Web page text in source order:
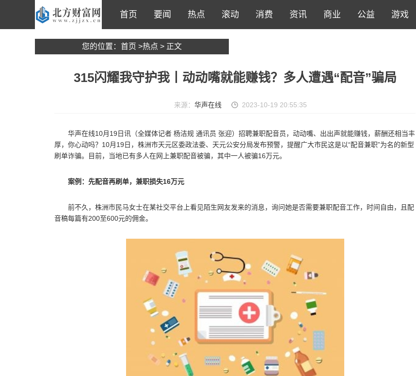
首页 要闻 热点 滚动 消费 资讯 商业 公益 游戏
您的位置： 首页 >热点 > 正文
315闪耀我守护我丨动动嘴就能赚钱？多人遭遇“配音”骗局
来源： 华声在线 2023-10-19 20:55:35
华声在线10月19日讯（全媒体记者 杨洁规 通讯员 张迎） 招聘兼职配音员，动动嘴、出出声就能赚钱，薪酬还相当丰
厚，你心动吗？10月19日，株洲市天元区委政法委、天元公安分局发布预警，提醒广大市民这是以“配音兼职”为名的新型
刷单诈骗。目前，当地已有多人在网上兼职配音被骗，其中一人被骗16万元。
案例：先配音再刷单，兼职损失16万元
前不久，株洲市民马女士在某社交平台上看见陌生网友发来的消息，询问她是否需要兼职配音工作，时间自由，且配
音稿每篇有200至600元的佣金。